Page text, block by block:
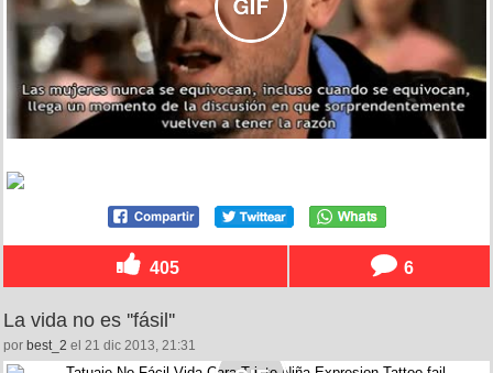
405 6
La vida no es ''fásil''
por best_2 el 21 dic 2013, 21:31